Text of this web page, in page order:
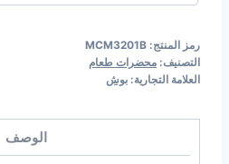
رمز المنتج: MCM3201B
التصنيف: محضرات طعام
العلامة التجارية: بوش
الوصف